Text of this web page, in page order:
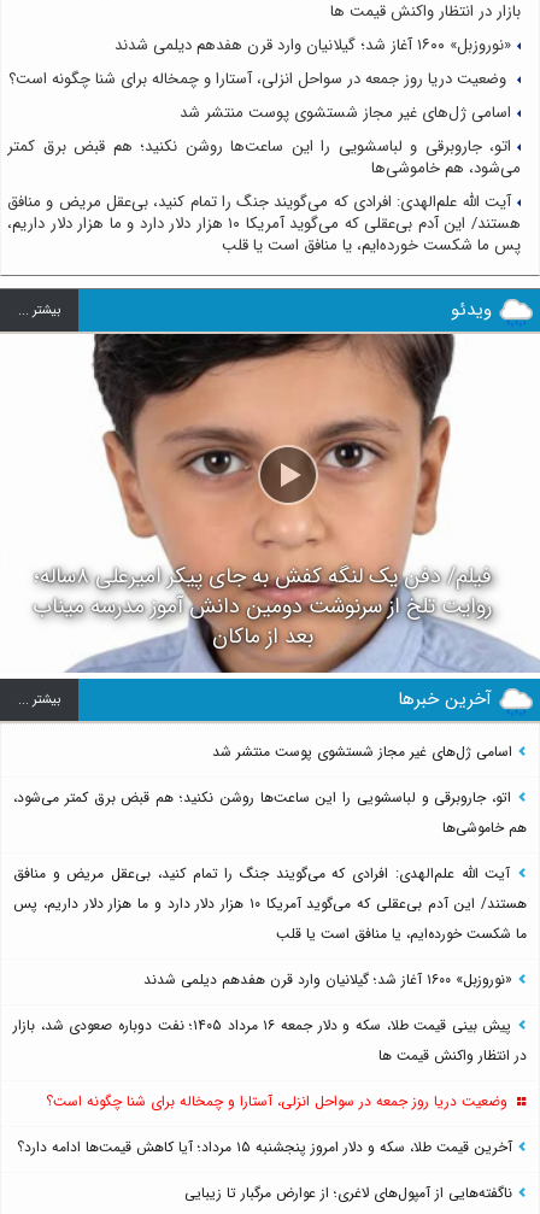
بازار در انتظار واکنش قیمت ها
«نوروزبل» ۱۶۰۰ آغاز شد؛ گیلانیان وارد قرن هفدهم دیلمی شدند
وضعیت دریا روز جمعه در سواحل انزلی، آستارا و چمخاله برای شنا چگونه است؟
اسامی ژل‌های غیر مجاز شستشوی پوست منتشر شد
اتو، جاروبرقی و لباسشویی را این ساعت‌ها روشن نکنید؛ هم قبض برق کمتر
می‌شود، هم خاموشی‌ها
آیت الله علم‌الهدی: افرادی که می‌گویند جنگ را تمام کنید، بی‌عقل مریض و منافق
هستند/ این آدم بی‌عقلی که می‌گوید آمریکا ۱۰ هزار دلار دارد و ما هزار دلار داریم،
پس ما شکست خورده‌ایم، یا منافق است یا قلب
ویدئو بيشتر ...
فیلم/ دفن یک لنگه کفش به جای پیکر امیرعلی ۸ساله؛
روایت تلخ از سرنوشت دومین دانش آموز مدرسه میناب
بعد از ماکان
آخرین خبرها بيشتر ...
اسامی ژل‌های غیر مجاز شستشوی پوست منتشر شد
اتو، جاروبرقی و لباسشویی را این ساعت‌ها روشن نکنید؛ هم قبض برق کمتر می‌شود،
هم خاموشی‌ها
آیت الله علم‌الهدی: افرادی که می‌گویند جنگ را تمام کنید، بی‌عقل مریض و منافق
هستند/ این آدم بی‌عقلی که می‌گوید آمریکا ۱۰ هزار دلار دارد و ما هزار دلار داریم، پس
ما شکست خورده‌ایم، یا منافق است یا قلب
«نوروزبل» ۱۶۰۰ آغاز شد؛ گیلانیان وارد قرن هفدهم دیلمی شدند
پیش بینی قیمت طلا، سکه و دلار جمعه ۱۶ مرداد ۱۴۰۵؛ نفت دوباره صعودی شد، بازار
در انتظار واکنش قیمت ها
وضعیت دریا روز جمعه در سواحل انزلی، آستارا و چمخاله برای شنا چگونه است؟
آخرین قیمت طلا، سکه و دلار امروز پنجشنبه ۱۵ مرداد؛ آیا کاهش قیمت‌ها ادامه دارد؟
ناگفته‌هایی از آمپول‌های لاغری؛ از عوارض مرگبار تا زیبایی